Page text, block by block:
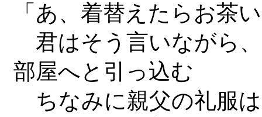
「あ、着替えたらお茶
君はそう言いながら
部屋へと引っ込む
ちなみに親父の礼服